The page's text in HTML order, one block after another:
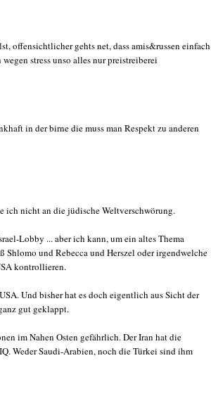
offensichtlicher gehts net, dass amis&russen
stress unso alles nur preistreiberei
in der birne die muss man Respekt zu anderen
ich nicht an die jüdische Weltverschwörung.
Lobby ... aber ich kann, um ein altes Thema
Shlomo und Rebecca und Herszel oder irgendwelche
kontrollieren.
Und bisher hat es doch eigentlich aus Sicht der
gut geklappt.
im Nahen Osten gefährlich. Der Iran hat die
Weder Saudi-Arabien, noch die Türkei sind ihm